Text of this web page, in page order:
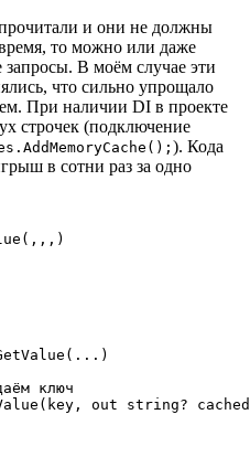
и они не должны
то можно или даже
В моём случае эти
что сильно упрощало
При наличии DI в проекте
строчек (подключение
). Кода
в сотни раз за одно
ключ
out string?